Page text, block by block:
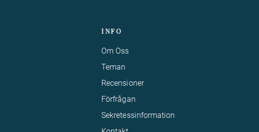
INFO
Om Oss
Teman
Recensioner
Förfrågan
Sekretessinformation